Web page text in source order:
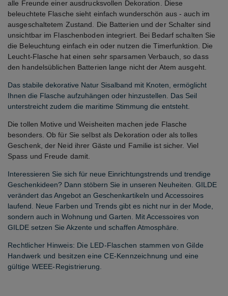
alle Freunde einer ausdrucksvollen Dekoration. Diese
beleuchtete Flasche sieht einfach wunderschön aus - auch im
ausgeschaltetem Zustand. Die Batterien und der Schalter sind
unsichtbar im Flaschenboden integriert. Bei Bedarf schalten Sie
die Beleuchtung einfach ein oder nutzen die Timerfunktion. Die
Leucht-Flasche hat einen sehr sparsamen Verbauch, so dass
den handelsüblichen Batterien lange nicht der Atem ausgeht.
Das stabile dekorative Natur Sisalband mit Knoten, ermöglicht
Ihnen die Flasche aufzuhängen oder hinzustellen. Das Seil
unterstreicht zudem die maritime Stimmung die entsteht.
Die tollen Motive und Weisheiten machen jede Flasche
besonders. Ob für Sie selbst als Dekoration oder als tolles
Geschenk, der Neid ihrer Gäste und Familie ist sicher. Viel
Spass und Freude damit.
Interessieren Sie sich für neue Einrichtungstrends und trendige
Geschenkideen? Dann stöbern Sie in unseren Neuheiten. GILDE
verändert das Angebot an Geschenkartikeln und Accessoires
laufend. Neue Farben und Trends gibt es nicht nur in der Mode,
sondern auch in Wohnung und Garten. Mit Accessoires von
GILDE setzen Sie Akzente und schaffen Atmosphäre.
Rechtlicher Hinweis: Die LED-Flaschen stammen von Gilde
Handwerk und besitzen eine CE-Kennzeichnung und eine
gültige WEEE-Registrierung.